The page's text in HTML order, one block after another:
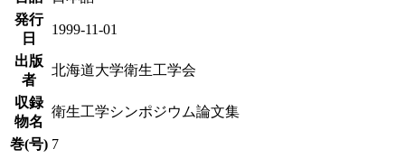
発行
日
1999-11-01
出版
者
北海道大学衛生工学会
収録
物名
衛生工学シンポジウム論文集
巻(号) 7